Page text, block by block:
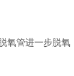
管进一步脱氧